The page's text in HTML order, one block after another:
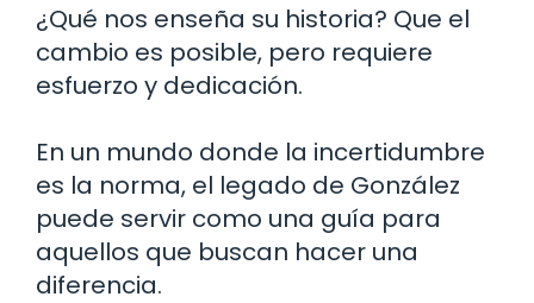
¿Qué nos enseña su historia? Que el
cambio es posible, pero requiere
esfuerzo y dedicación.
En un mundo donde la incertidumbre
es la norma, el legado de González
puede servir como una guía para
aquellos que buscan hacer una
diferencia.